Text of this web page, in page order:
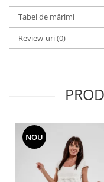
Tabel de mărimi
Review-uri(0)
NOU